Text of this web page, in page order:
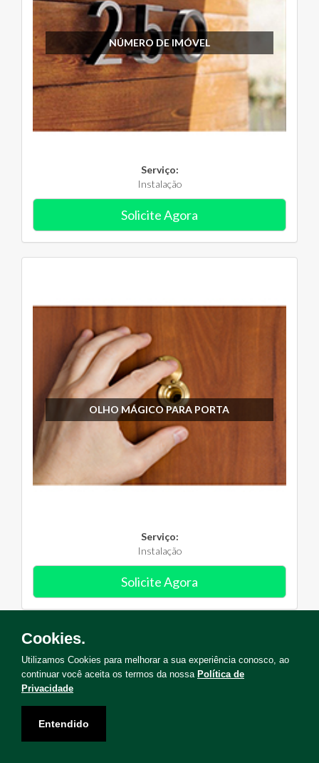
NÚMERO DE IMÓVEL
Serviço:
Instalação
Solicite Agora
OLHO MÁGICO PARA PORTA
Serviço:
Instalação
Solicite Agora
Cookies.
Utilizamos Cookies para melhorar a sua experiência conosco, ao
continuar você aceita os termos da nossa Política de
Privacidade
Entendido